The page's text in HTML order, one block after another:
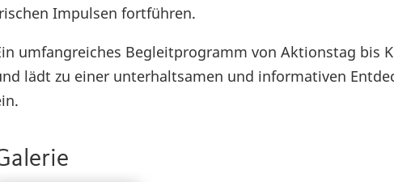
Impulsen fortführen.
umfangreiches Begleitprogramm von Aktionstag bis
lädt zu einer unterhaltsamen und informativen